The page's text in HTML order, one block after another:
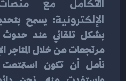
الإلكترونية
مرتجعات من خلال المتاجر